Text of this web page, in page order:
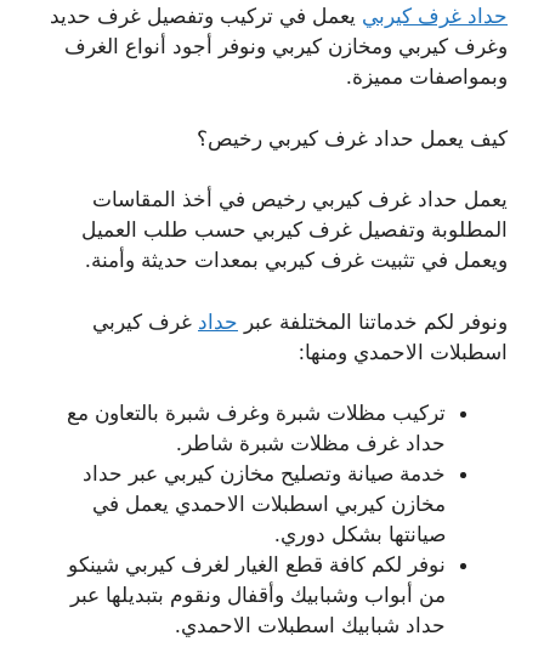
حداد غرف كيربي يعمل في تركيب وتفصيل غرف حديد
وغرف كيربي ومخازن كيربي ونوفر أجود أنواع الغرف
وبمواصفات مميزة.
كيف يعمل حداد غرف كيربي رخيص؟
يعمل حداد غرف كيربي رخيص في أخذ المقاسات
المطلوبة وتفصيل غرف كيربي حسب طلب العميل
ويعمل في تثبيت غرف كيربي بمعدات حديثة وأمنة.
ونوفر لكم خدماتنا المختلفة عبر حداد غرف كيربي
اسطبلات الاحمدي ومنها:
تركيب مظلات شبرة وغرف شبرة بالتعاون مع
حداد غرف مظلات شبرة شاطر.
خدمة صيانة وتصليح مخازن كيربي عبر حداد
مخازن كيربي اسطبلات الاحمدي يعمل في
صيانتها بشكل دوري.
نوفر لكم كافة قطع الغيار لغرف كيربي شينكو
من أبواب وشبابيك وأقفال ونقوم بتبديلها عبر
حداد شبابيك اسطبلات الاحمدي.